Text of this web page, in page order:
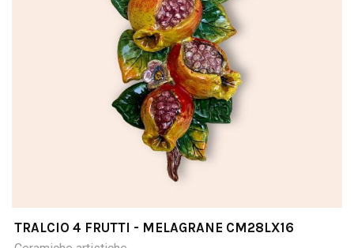
TRALCIO 4 FRUTTI - MELAGRANE CM28LX16